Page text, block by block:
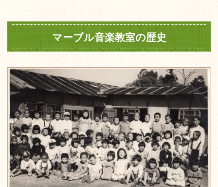
マーブル音楽教室の歴史